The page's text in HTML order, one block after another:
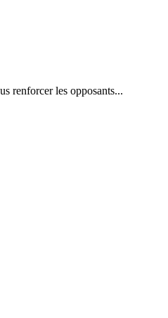
renforcer les opposants...